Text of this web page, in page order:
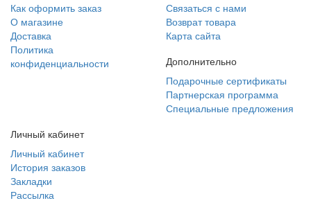
Как оформить заказ
О магазине
Доставка
Политика
конфиденциальности
Связаться с нами
Возврат товара
Карта сайта
Дополнительно
Подарочные сертификаты
Партнерская программа
Специальные предложения
Личный кабинет
Личный кабинет
История заказов
Закладки
Рассылка